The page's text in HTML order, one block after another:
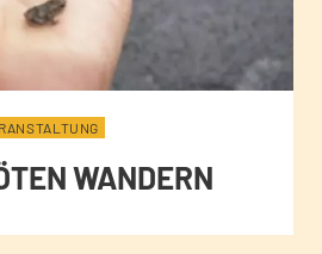
WANDERN